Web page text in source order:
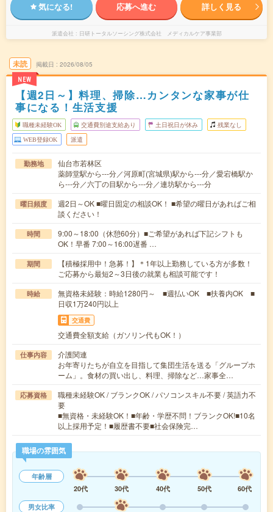
気になる! 応募へ進む 詳しく見る
派遣会社 日研トータルソーシング株式会社 メディカルケア事業部
未読
NEW
掲載日 2026/08/05
【週2日～】料理、掃除…カンタンな家事が仕
事になる！生活支援
職種未経験OK 交通費別途支給あり 土日祝日が休み 残業なし
WEB登録OK 派遣
勤務地
仙台市若林区
薬師堂駅から---分／河原町(宮城県)駅から---分／愛宕橋駅か
ら---分／六丁の目駅から---分／連坊駅から---分
曜日頻度
週2日～OK ■曜日固定の相談OK！ ■希望の曜日があればご相
談ください！
時間
9:00～18:00（休憩60分）■ご希望があれば下記シフトも
OK！早番 7:00～16:00遅番 …
期間
【積極採用中！急募！】＊1年以上勤務している方が多数！
ご応募から最短2～3日後の就業も相談可能です！
時給
無資格未経験：時給1280円～ ■週払いOK ■扶養内OK ■
日収1万240円以上
交通費
交通費全額支給（ガソリン代もOK！）
仕事内容
介護関連
お年寄りたちが自立を目指して集団生活を送る「グループホ
ーム」。食材の買い出し、料理、掃除など…家事全…
応募資格
職種未経験OK / ブランクOK / パソコンスキル不要 / 英語力不
要
■無資格・未経験OK！■年齢・学歴不問！ブランクOK!■10名
以上採用予定！■履歴書不要■社会保険完…
職場の雰囲気
年齢層
20代
30代 40代 50代
60代
男女比率